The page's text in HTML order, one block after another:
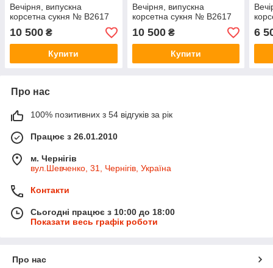
Вечірня, випускна
корсетна сукня № В2617
10 500 ₴
Купити
Вечірня, випускна
корсетна сукня № В2617
10 500₴
Купити
6
Про нас
100% позитивних з 54 відгуків за рік
Працює з 26.01.2010
м. Чернігів
вул.Шевченко, 31, Чернігів, Україна
Контакти
Сьогодні працює з 10:00 до 18:00
Показати весь графік роботи
Про нас